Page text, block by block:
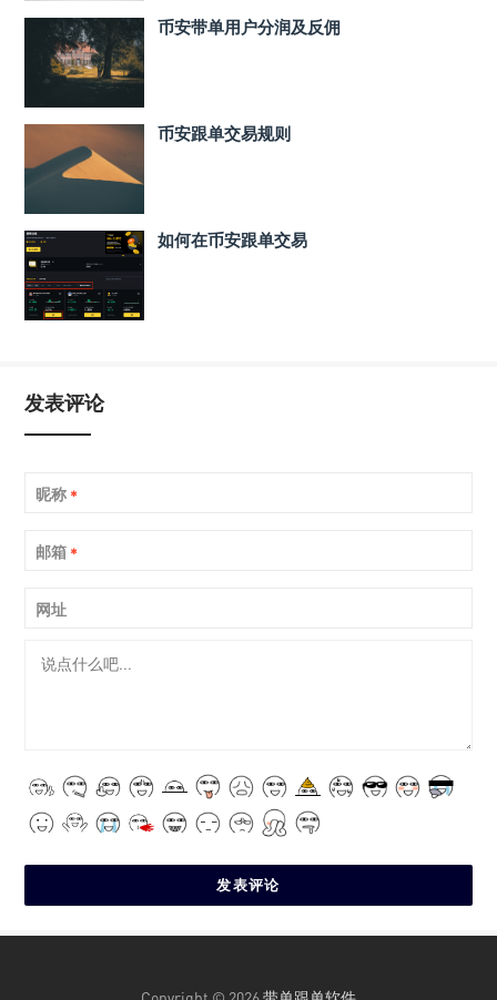
币安带单用户分润及反佣
币安跟单交易规则
如何在币安跟单交易
发表评论
昵称 *
邮箱 *
网址